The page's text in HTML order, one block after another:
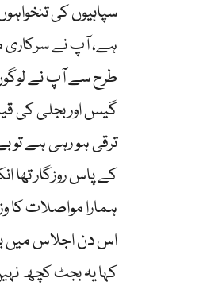
ہے، آپ نے سرکاری
طرح سے آپ نے
گیس اور بجلی کی
ترقی ہو رہی ہے تو
کے پاس روزگار تھا
ہمارا مواصلات
اس دن اجلاس میں
کہا یہ بجٹ کچھ